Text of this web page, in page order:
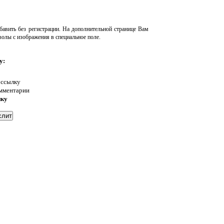
без регистрации. На дополнительной странице Вам
с изображения в специальное поле.